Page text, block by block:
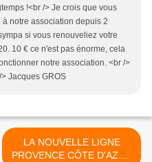
!<br /> Je crois que vous
notre association depuis 2
si vous renouveliez votre
10 € ce n'est pas énorme, cela
notre association. <br />
Jacques GROS
LA NOUVELLE LIGNE
PROVENCE CÔTE D'AZUR